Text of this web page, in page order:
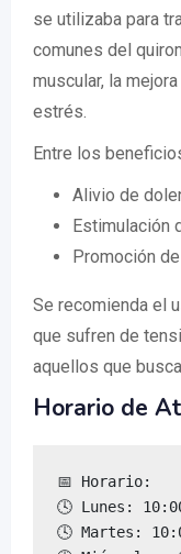
se utilizaba para
comunes del
muscular, la
estrés.
Entre los
Alivio de
Estimulación
Promoción
Se recomienda el
que sufren de
aquellos que
Horario de
📅 Horario:
🕓 Lunes:
🕓 Martes: